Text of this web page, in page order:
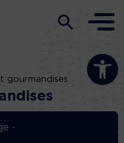
Ouvrir la
gourmandises
-